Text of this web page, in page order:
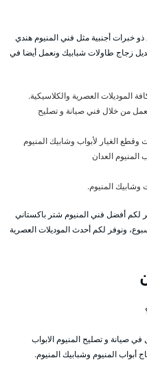
خبرات أجنبية مثل فني المنيوم هندي
زجاج طاولات شبابيك ونعمل أيضا في
الموديلات العصرية والكلاسيكية.
من خلال فني صيانة و تصليح
الغيار لأبواب وشابيك المنيوم
المنيوم العدان
المنيوم.
لكم أفضل فني المنيوم شتر باكستاني
وطيلة أيام الأسبوع، ونوفر لكم أحدث الموديلات العصرية
صيانة و تصليح المنيوم الابواب
أبواب المنيوم وشبابيك المنيوم.